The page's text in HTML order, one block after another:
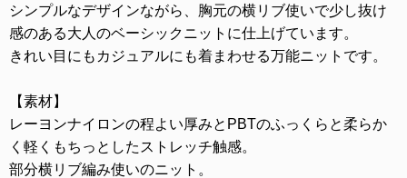
シンプルなデザインながら、胸元の横リブ使いで少し抜け
感のある大人のベーシックニットに仕上げています。
きれい目にもカジュアルにも着まわせる万能ニットです。
【素材】
レーヨンナイロンの程よい厚みとPBTのふっくらと柔らか
く軽くもちっとしたストレッチ触感。
部分横リブ編み使いのニット。